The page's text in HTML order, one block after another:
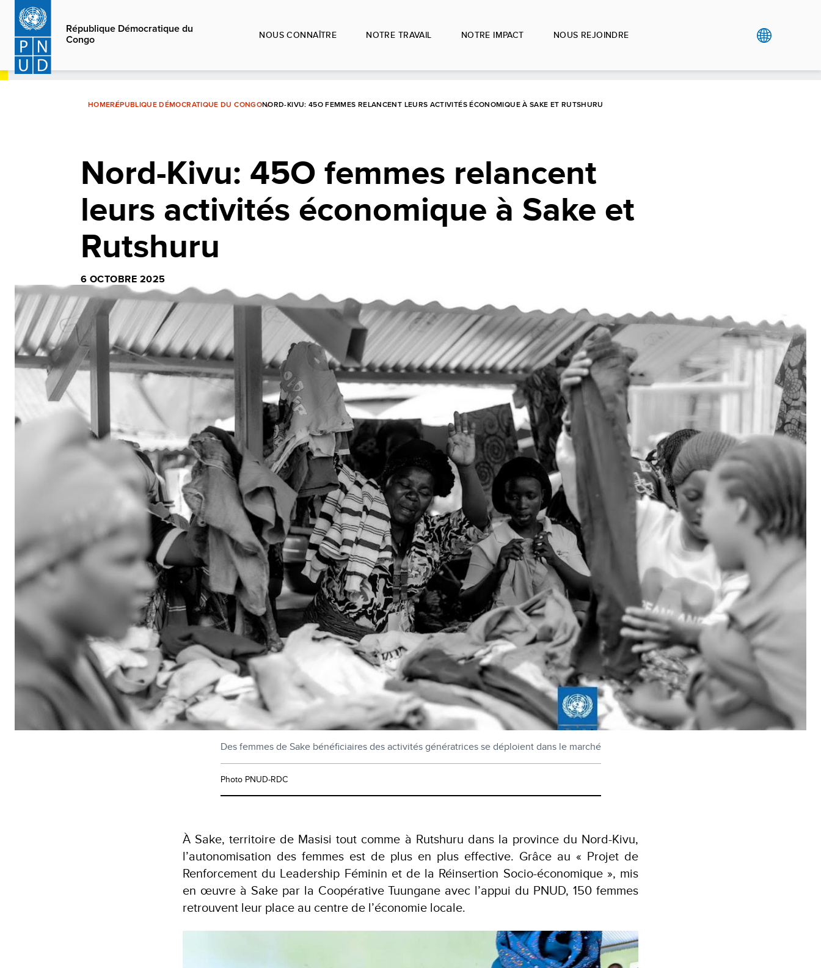
Aller
contenu
principal
République Démocratique du
Congo
NOUS CONNAÎTRE NOTRE TRAVAIL NOTRE IMPACT NOUS REJOINDRE
HOMERÉPUBLIQUE DÉMOCRATIQUE DU CONGONORD-KIVU: 45O FEMMES RELANCENT LEURS ACTIVITÉS ÉCONOMIQUE À SAKE ET RUTSHURU
Nord-Kivu: 45O femmes relancent
leurs activités économique à Sake et
Rutshuru
6 OCTOBRE 2025
Des femmes de Sake bénéficiaires des activités génératrices se déploient dans le marché
Photo PNUD-RDC
À Sake, territoire de Masisi tout comme à Rutshuru dans la province du Nord-Kivu,
l’autonomisation des femmes est de plus en plus effective. Grâce au « Projet de
Renforcement du Leadership Féminin et de la Réinsertion Socio-économique », mis
en œuvre à Sake par la Coopérative Tuungane avec l’appui du PNUD, 150 femmes
retrouvent leur place au centre de l’économie locale.